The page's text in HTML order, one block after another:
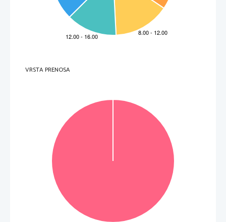
5.  ¿Por qué conviene usar
   ______________________________________________________________
(1)
VRSTA PRENOSA